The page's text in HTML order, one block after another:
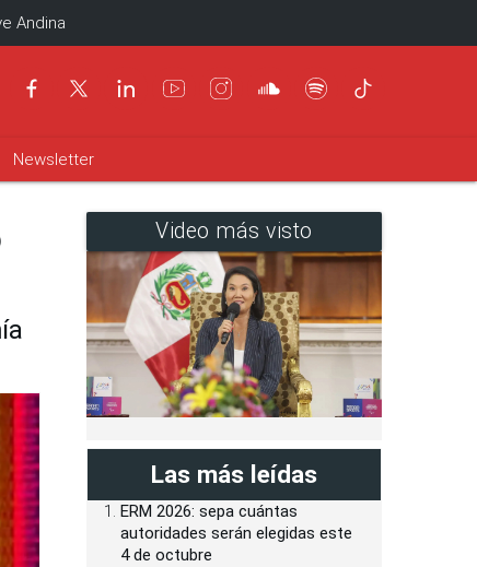
Andina
Newsletter
Video más visto
Las más leídas
ERM 2026: sepa cuántas
autoridades serán elegidas este
4 de octubre